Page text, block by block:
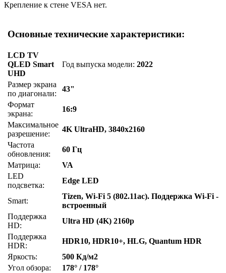
Крепление к стене VESA нет.
Основные технические характеристики:
LCD TV
QLED Smart
UHD
Год выпуска модели:2022
Размер экрана
по диагонали:
43"
Формат
экрана:
16:9
Максимальное
разрешение:
4K UltraHD, 3840x2160
Частота
обновления:
60 Гц
Матрица:
VA
LED
подсветка:
Edge LED
Smart:
Tizen, Wi-Fi 5 (802.11ac). Поддержка Wi-Fi -
встроенный
Поддержка
HD:
Ultra HD (4K) 2160p
Поддержка
HDR:
HDR10, HDR10+, HLG, Quantum HDR
Яркость:
500 Кд/м2
Угол обзора:
178° / 178°